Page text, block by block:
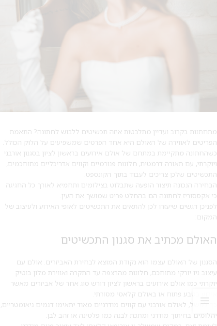
מתחתנות בקרוב ועדיין מתלבטות איזה תכשיטים ללבוש לחתונה? התאמת
הפריטים לאווירה של האולם היא אחד הפרטים שמשפיעים על הלוק הכולל.
כשהחתונה מתקיימת במתחם של אולם אירועים בראשון לציון בסגנון אורבני
ויוקרתי, עם תאורה דרמטית, חלונות פנורמיים וקווים אדריכליים מתוחכמים,
התכשיטים שלכן צריכים לעבוד בתוך הקונספט.
הבחירה הנכונה תיצור הופעה שתבלוט בצילומים ותחמיא לאורך כל החגיגה
כי אקססוריז לחתונה הם בהחלט פריט שמושך את העין.
לפניכן דגשים שיעזרו לכן להתאים את התכשיטים לאופי האירוע ולעיצוב של
המקום:
האולם מכתיב את סגנון התכשיטים
הסגנון של האולם עצמו הוא נקודת המוצא לבחירת האביזרים. אולם עם
עיצוב ניו יורקי מתוחכם, חלונות מהרצפה עד התקרה ואווירת מלון בוטיק
יוקרתי כמו אולם אירועים בראשון לציון דורש סוג אחר של אביזרים מאשר
אירוע בטבע פתוח או באולם קלאסי מסורתי.
כך למשל, לאולם אורבני עם קווים מודרניים מאוד יתאימו דגמים גיאומטריים,
יהלומים בחיתוך מודרני ומתכת לבנה כמו פלטינה או זהב לבן.